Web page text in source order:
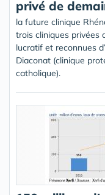
privé de
la future clinique
trois cliniques privées
lucratif et reconnues
Diaconat (clinique
catholique).